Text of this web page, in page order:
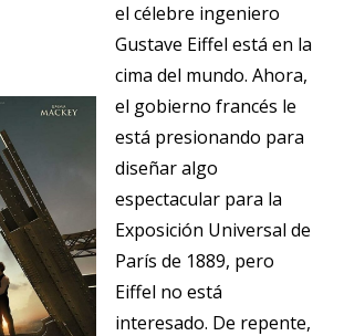
el célebre ingeniero
Gustave Eiffel está en la
cima del mundo. Ahora,
el gobierno francés le
está presionando para
diseñar algo
espectacular para la
Exposición Universal de
París de 1889, pero
Eiffel no está
interesado. De repente,